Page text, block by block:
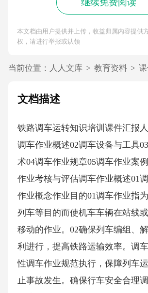
继续免费阅读
本文档由用户提供并上传，收益归属内容提供
权，请进行举报或认领
当前位置： 人人文库 > 教育资料 >
文档描述
铁路调车运转知识培训课件汇报
调车作业概述02调车设备与工具
术04调车作业规章05调车作业案
作业考核与评估调车作业概述01
作业概念作业目的01调车作业指
列车等目的而使机车车辆在站线
移动的作业。02确保列车编组、
利进行，提高铁路运输效率。调
性调车作业规范执行，保障列车
止事故发生。确保行车安全合理